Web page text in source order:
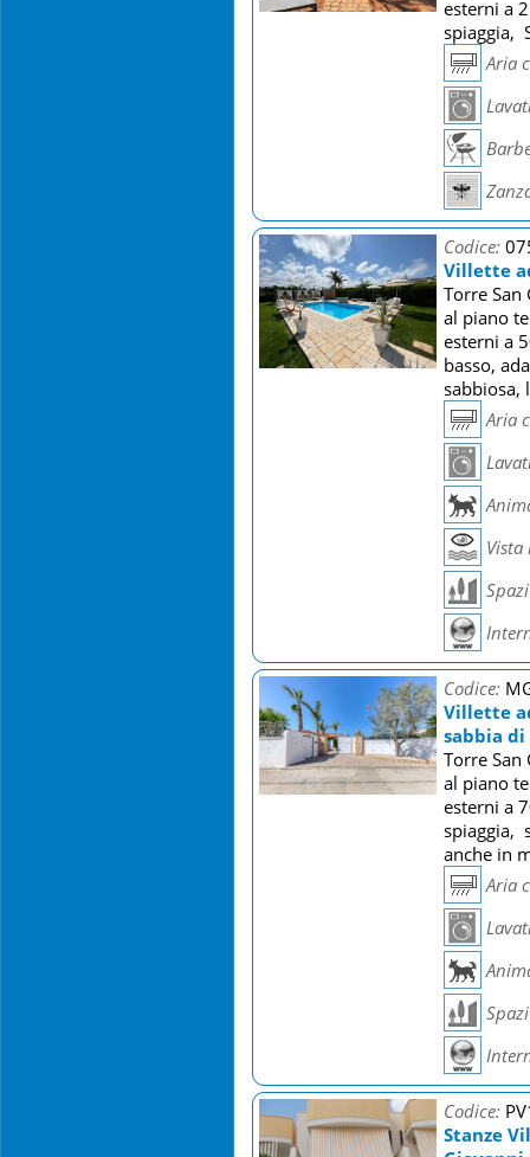
esterni a
spiaggia,
Aria
Codice:
Villette
Torre
al piano
esterni a
basso,
sabbiosa,
Aria
Vista
Codice:
Villette
sabbia di
Torre
al piano
esterni a
spiaggia,
anche in
Aria
Codice:
Stanze